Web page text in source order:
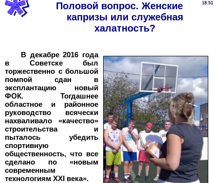
18:51
Половой вопрос. Женские
капризы или служебная
халатность?
В декабре 2016 года
в Советске был
торжественно с большой
помпой сдан в
эксплантацию новый
ФОК. Тогдашнее
областное и районное
руководство всячески
нахваливало «качество»
строительства и
пыталось убедить
спортивную
общественность, что все
сделано по «новым
современным
технологиям ХХI века».